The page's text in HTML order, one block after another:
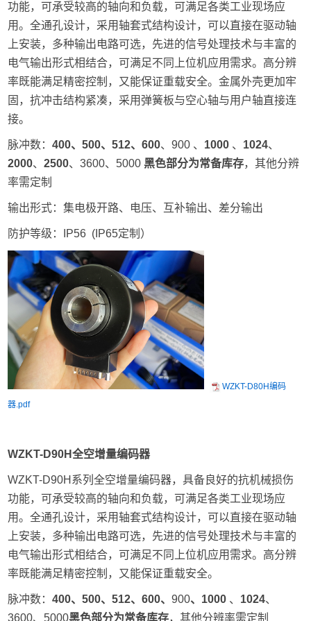
功能，可承受较高的轴向和负载，可满足各类工业现场应
用。全通孔设计，采用轴套式结构设计，可以直接在驱动轴
上安装，多种输出电路可选，先进的信号处理技术与丰富的
电气输出形式相结合，可满足不同上位机应用需求。高分辨
率既能满足精密控制，又能保证重载安全。金属外壳更加牢
固，抗冲击结构紧凑，采用弹簧板与空心轴与用户轴直接连
接。
脉冲数：400、500、512、600、900 、 1000 、 1024、
2000、2500、3600、5000 黑色部分为常备库存，其他分辨
率需定制
输出形式：集电极开路、电压、互补输出、差分输出
防护等级：IP56 (IP65定制）
WZKT-D80H编码
器.pdf
WZKT-D90H全空增量编码器
WZKT-D90H系列全空增量编码器，具备良好的抗机械损伤
功能，可承受较高的轴向和负载，可满足各类工业现场应
用。全通孔设计，采用轴套式结构设计，可以直接在驱动轴
上安装，多种输出电路可选，先进的信号处理技术与丰富的
电气输出形式相结合，可满足不同上位机应用需求。高分辨
率既能满足精密控制，又能保证重载安全。
脉冲数：400、500、512、600、900、 1000 、 1024、
3600、5000黑色部分为常备库存，其他分辨率需定制